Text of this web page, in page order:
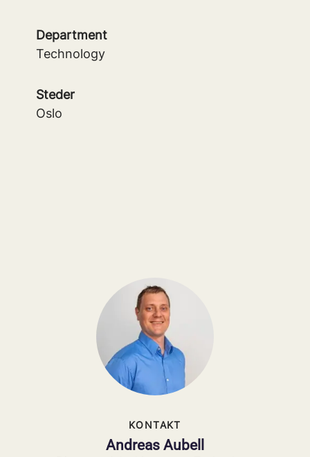
Department
Technology
Steder
Oslo
KONTAKT
Andreas Aubell